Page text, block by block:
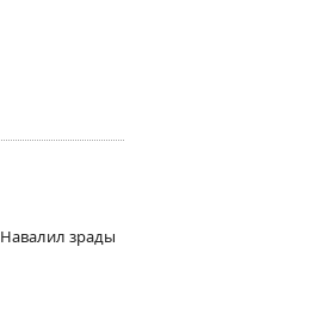
Навалил зрады